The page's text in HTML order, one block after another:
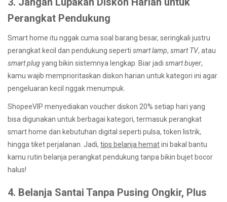
Perangkat Pendukung
Smart home itu nggak cuma soal barang besar, seringkali justru
perangkat kecil dan pendukung seperti smart lamp, smart TV, atau
smart plugyang bikin sistemnya lengkap. Biar jadi smart buyer,
kamu wajib memprioritaskan diskon harian untuk kategori ini agar
pengeluaran kecil nggak menumpuk.
ShopeeVIP menyediakan voucher diskon 20% setiap hari yang
bisa digunakan untuk berbagai kategori, termasuk perangkat
smart home dan kebutuhan digital seperti pulsa, token listrik,
hingga tiket perjalanan. Jadi, tips belanja hematini bakal bantu
kamu rutin belanja perangkat pendukung tanpa bikin bujet bocor
halus!
4. Belanja Santai Tanpa Pusing Ongkir, Plus